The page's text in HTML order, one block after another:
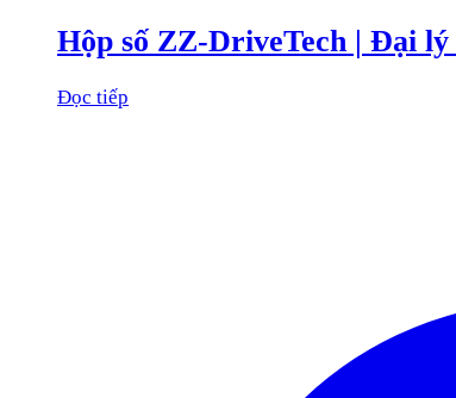
Hộp số ZZ-DriveTech | Đại
Đọc tiếp